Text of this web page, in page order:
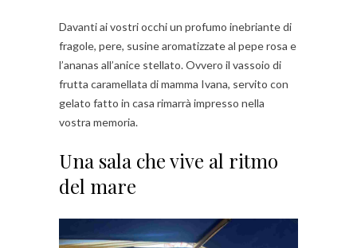
Davanti ai vostri occhi un profumo inebriante di
fragole, pere, susine aromatizzate al pepe rosa e
l’ananas all’anice stellato. Ovvero il vassoio di
frutta caramellata di mamma Ivana, servito con
gelato fatto in casa rimarrà impresso nella
vostra memoria.
Una sala che vive al ritmo
del mare